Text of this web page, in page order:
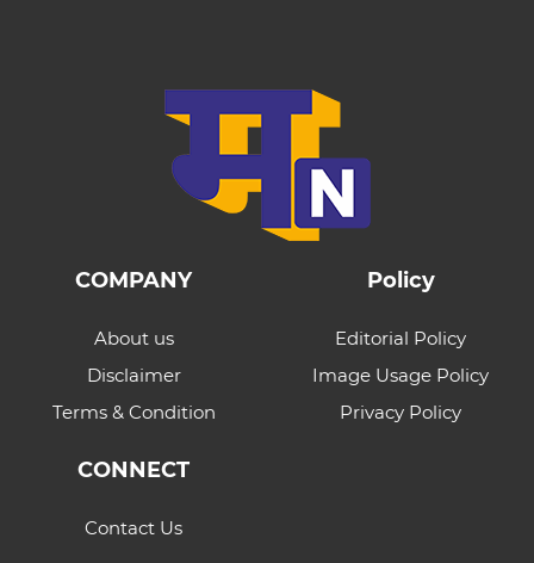
COMPANY
About us
Disclaimer
Terms & Condition
Policy
Editorial Policy
Image Usage Policy
Privacy Policy
CONNECT
Contact Us